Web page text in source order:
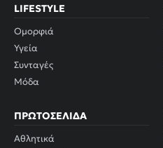
LIFESTYLE
Ομορφιά
Υγεία
Συνταγές
Μόδα
ΠΡΩΤΟΣΈΛΙΔΑ
Αθλητικά